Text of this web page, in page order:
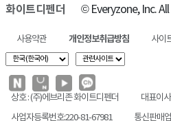
화이트디펜더 © Everyzone, Inc.
사용약관 개인정보취급방침 사이
상호 : (주)에브리존 화이트디펜더
대표이
사업자등록번호:220-81-67981
통신판매